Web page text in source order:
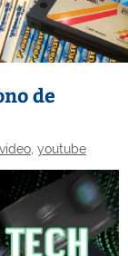
de
video, youtube